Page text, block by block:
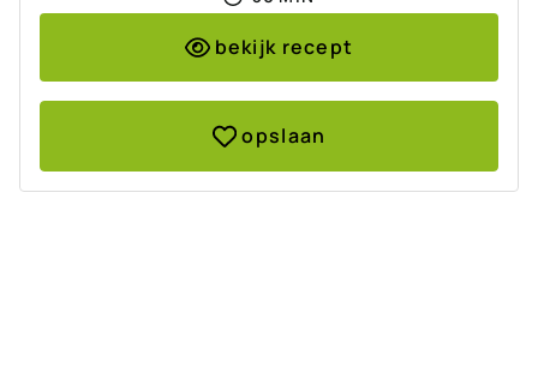
bekijk recept
opslaan